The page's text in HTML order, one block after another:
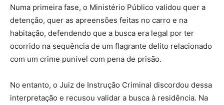
Numa primeira fase, o Ministério Público validou quer a
detenção, quer as apreensões feitas no carro e na
habitação, defendendo que a busca era legal por ter
ocorrido na sequência de um flagrante delito relacionado
com um crime punível com pena de prisão.
No entanto, o Juiz de Instrução Criminal discordou dessa
interpretação e recusou validar a busca à residência. Na